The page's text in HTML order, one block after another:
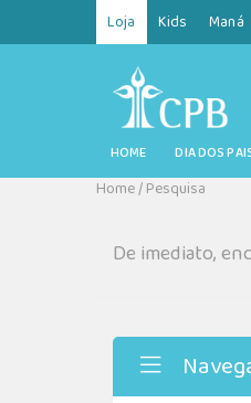
Loja Kids Maná
HOME DIA DOS
Home/Pesquisa
De imediato,